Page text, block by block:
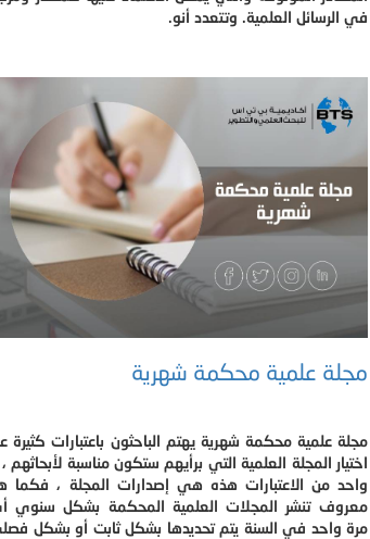
في الرسائل العلمية. وتتعدد أنو.
مجلة علمية محكمة شهرية
مجلة علمية محكمة شهرية يهتم الباحثون باعتبارات كثيرة
اختيار المجلة العلمية التي برأيهم ستكون مناسبة لأبحاثهم
واحد من الاعتبارات هذه هي إصدارات المجلة ، فكما
معروف تنشر المجلات العلمية المحكمة بشكل سنوي
مرة واحد في السنة يتم تحديدها بشكل ثابت أو بشكل